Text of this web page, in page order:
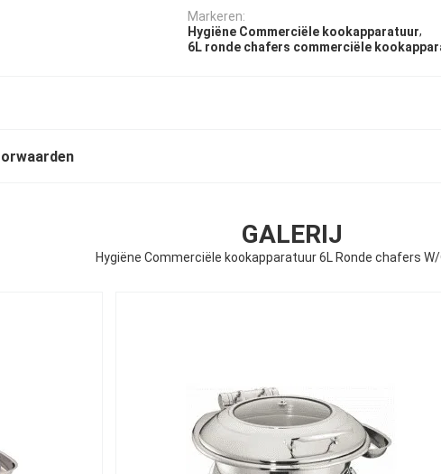
Markeren:
Hygiëne Commerciële kookapparatuur,
6L ronde chafers commerciële
GALERIJ
Hygiëne Commerciële kookapparatuur 6L Ronde chafers W/